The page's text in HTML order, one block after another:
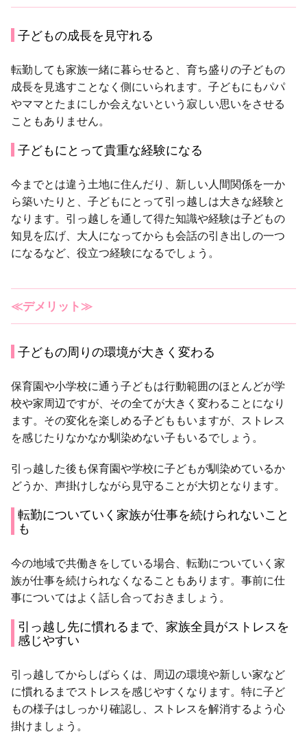
子どもの成長を見守れる
転勤しても家族一緒に暮らせると、育ち盛りの子どもの
成長を見逃すことなく側にいられます。子どもにもパパ
やママとたまにしか会えないという寂しい思いをさせる
こともありません。
子どもにとって貴重な経験になる
今までとは違う土地に住んだり、新しい人間関係を一か
ら築いたりと、子どもにとって引っ越しは大きな経験と
なります。引っ越しを通して得た知識や経験は子どもの
知見を広げ、大人になってからも会話の引き出しの一つ
になるなど、役立つ経験になるでしょう。
≪デメリット≫
子どもの周りの環境が大きく変わる
保育園や小学校に通う子どもは行動範囲のほとんどが学
校や家周辺ですが、その全てが大きく変わることになり
ます。その変化を楽しめる子どももいますが、ストレス
を感じたりなかなか馴染めない子もいるでしょう。
引っ越した後も保育園や学校に子どもが馴染めているか
どうか、声掛けしながら見守ることが大切となります。
転勤についていく家族が仕事を続けられないこと
も
今の地域で共働きをしている場合、転勤についていく家
族が仕事を続けられなくなることもあります。事前に仕
事についてはよく話し合っておきましょう。
引っ越し先に慣れるまで、家族全員がストレスを
感じやすい
引っ越してからしばらくは、周辺の環境や新しい家など
に慣れるまでストレスを感じやすくなります。特に子ど
もの様子はしっかり確認し、ストレスを解消するよう心
掛けましょう。